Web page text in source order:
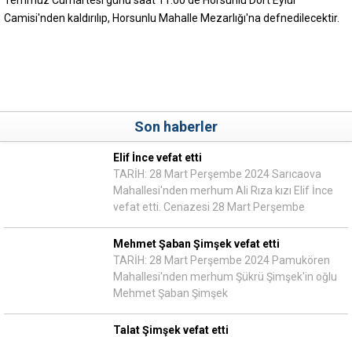
Camisi'nden kaldırılıp, Horsunlu Mahalle Mezarlığı'na defnedilecektir.
Son haberler
Elif İnce vefat etti
TARİH: 28 Mart Perşembe 2024 Sarıcaova
Mahallesi'nden merhum Ali Rıza kızı Elif İnce
vefat etti. Cenazesi 28 Mart Perşembe
Mehmet Şaban Şimşek vefat etti
TARİH: 28 Mart Perşembe 2024 Pamukören
Mahallesi'nden merhum Şükrü Şimşek'in oğlu
Mehmet Şaban Şimşek
Talat Şimşek vefat etti